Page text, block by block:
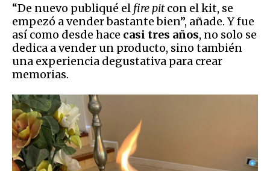
“De nuevo publiqué el fire pitcon el kit, se
empezó a vender bastante bien”, añade. Y fue
así como desde hace casi tres años, no solo se
dedica a vender un producto, sino también
una experiencia degustativa para crear
memorias.